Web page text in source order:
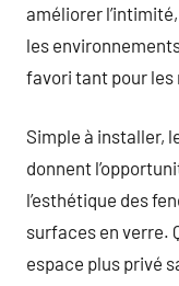
améliorer
les
favori tant pour
Simple à installer,
donnent
l’esthétique des
surfaces en verre.
espace plus privé